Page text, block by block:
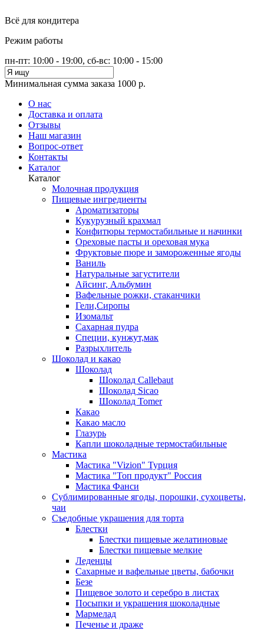
Всё для кондитера
Режим работы
пн-пт: 10:00 - 19:00, сб-вс: 10:00 - 15:00
Минимальная сумма заказа 1000 р.
О нас
Доставка и оплата
Отзывы
Наш магазин
Вопрос-ответ
Контакты
Каталог
Каталог
Молочная продукция
Пищевые ингредиенты
Ароматизаторы
Кукурузный крахмал
Конфитюры термостабильные и начинки
Ореховые пасты и ореховая мука
Фруктовые пюре и замороженные ягоды
Ваниль
Натуральные загустители
Айсинг, Альбумин
Вафельные рожки, стаканчики
Гели,Сиропы
Изомальт
Сахарная пудра
Специи, кунжут,мак
Разрыхлитель
Шоколад и какао
Шоколад
Шоколад Callebaut
Шоколад Sicao
Шоколад Tomer
Какао
Какао масло
Глазурь
Капли шоколадные термостабильные
Мастика
Мастика "Vizion" Турция
Мастика "Топ продукт" Россия
Мастика Фанси
Сублимированные ягоды, порошки, сухоцветы,
чаи
Съедобные украшения для торта
Блестки
Блестки пищевые желатиновые
Блестки пищевые мелкие
Леденцы
Сахарные и вафельные цветы, бабочки
Безе
Пищевое золото и серебро в листах
Посыпки и украшения шоколадные
Мармелад
Печенье и драже